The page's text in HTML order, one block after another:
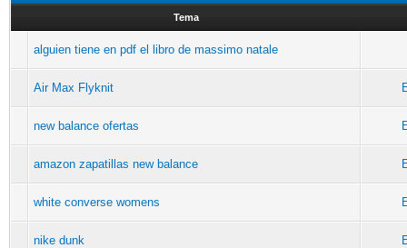
Tema
alguien tiene en pdf el libro de massimo natale
Air Max Flyknit
new balance ofertas
amazon zapatillas new balance
white converse womens
nike dunk